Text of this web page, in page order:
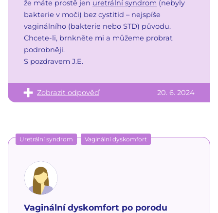
že máte prostě jen uretrální syndrom (nebyly
bakterie v moči) bez cystitid – nejspíše
vaginálního (bakterie nebo STD) původu.
Chcete-li, brnkněte mi a můžeme probrat
podrobněji.
S pozdravem J.E.
Zobrazit odpověď 20. 6. 2024
Uretrální syndrom Vaginální dyskomfort
Vaginální dyskomfort po porodu